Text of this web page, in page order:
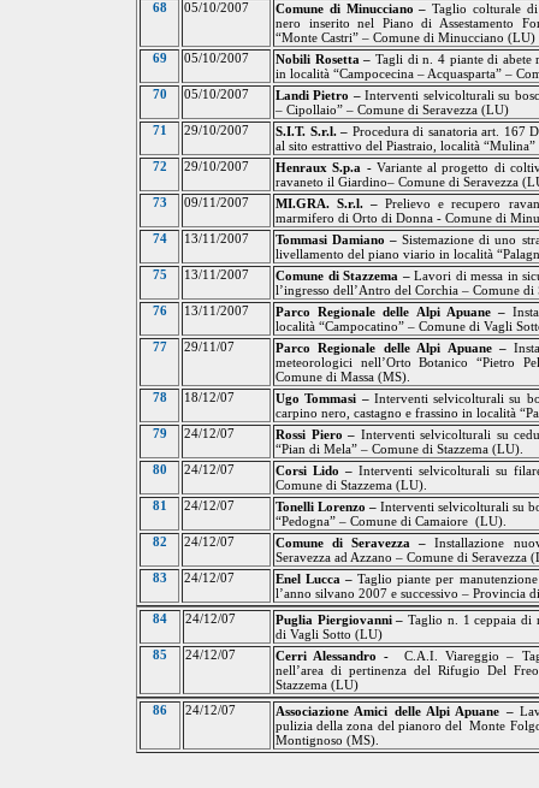
68 05/10/2007 Comune di Minucciano – Taglio colturale
nero inserito nel Piano di Assestamento
“Monte Castri” – Comune di Minucciano (LU)
69 05/10/2007 Nobili Rosetta – Tagli di n. 4 piante di abete
in località “Campocecina – Acquasparta” –
70 05/10/2007 Landi Pietro –Interventi selvicolturali su
– Cipollaio” – Comune di Seravezza (LU)
71 29/10/2007 S.I.T. S.r.l. – Procedura di sanatoria art. 167
al sito estrattivo del Piastraio, località “Mulina”
72 29/10/2007 Henraux S.p.a - Variante al progetto di
ravaneto il Giardino– Comune di Seravezza
73 09/11/2007 MI.GRA. S.r.l. –Prelievo e recupero
marmifero di Orto di Donna - Comune di
74 13/11/2007 Tommasi Damiano –Sistemazione di uno
livellamento del piano viario in località
75 13/11/2007 Comune di Stazzema –Lavori di messa in
l’ingresso dell’Antro del Corchia – Comune di
76 13/11/2007 Parco Regionale delle Alpi Apuane –
località “Campocatino” – Comune di Vagli
77 29/11/07 Parco Regionale delle Alpi Apuane –
meteorologici nell’Orto Botanico “Pietro
Comune di Massa (MS).
78 18/12/07 Ugo Tommasi – Interventi selvicolturali su
carpino nero, castagno e frassino in località
79 24/12/07 Rossi Piero – Interventi selvicolturali su
“Pian di Mela” – Comune di Stazzema (LU).
80 24/12/07 Corsi Lido – Interventi selvicolturali su
Comune di Stazzema (LU).
81 24/12/07 Tonelli Lorenzo – Interventi selvicolturali su
“Pedogna” – Comune di Camaiore (LU).
82 24/12/07 Comune di Seravezza –Installazione
Seravezza ad Azzano – Comune di Seravezza
83 24/12/07 Enel Lucca –Taglio piante per
l’anno silvano 2007 e successivo – Provincia
84 24/12/07 Puglia Piergiovanni –Taglio n. 1 ceppaia di
di Vagli Sotto (LU)
85 24/12/07 Cerri Alessandro -
C.A.I. Viareggio –
nell’area di pertinenza del Rifugio Del
Stazzema (LU)
86 24/12/07 Associazione Amici delle Alpi Apuane –
pulizia della zona del pianoro del
Monte
Montignoso (MS).